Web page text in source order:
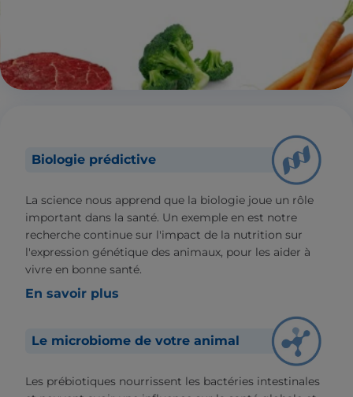
Biologie prédictive
La science nous apprend que la biologie joue un rôle
important dans la santé. Un exemple en est notre
recherche continue sur l'impact de la nutrition sur
l'expression génétique des animaux, pour les aider à
vivre en bonne santé.
En savoir plus
Le microbiome de votre animal
Les prébiotiques nourrissent les bactéries intestinales